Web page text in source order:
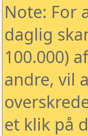
Note: For
daglig
100.000)
andre, vil
et klik på